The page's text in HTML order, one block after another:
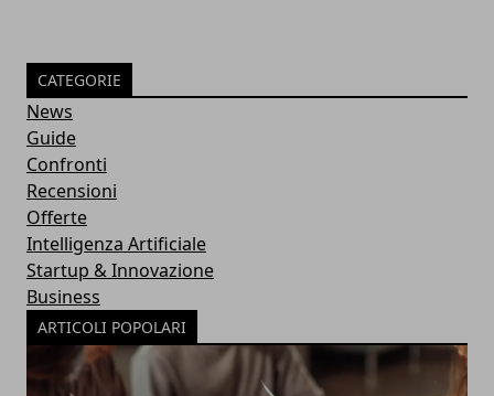
CATEGORIE
News
Guide
Confronti
Recensioni
Offerte
Intelligenza Artificiale
Startup & Innovazione
Business
ARTICOLI POPOLARI